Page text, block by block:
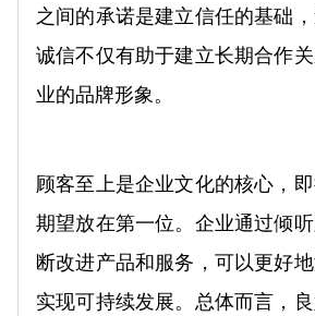
之间的承诺是建立信任的基础
诚信不仅有助于建立长期合作
业的品牌形象。
顾客至上是企业文化的核心，
期望放在第一位。企业通过倾
断改进产品和服务，可以更好
实现可持续发展。总体而言，